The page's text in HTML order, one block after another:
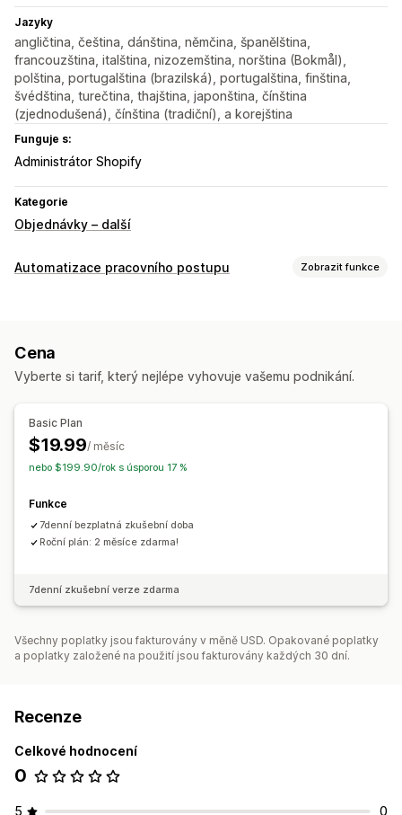
Jazyky
angličtina, čeština, dánština, němčina, španělština,
francouzština, italština, nizozemština, norština (Bokmål),
polština, portugalština (brazilská), portugalština, finština,
švédština, turečtina, thajština, japonština, čínština
(zjednodušená), čínština (tradiční), a korejština
Funguje s:
Administrátor Shopify
Kategorie
Objednávky – další
Automatizace pracovního postupu Zobrazit funkce
Zpracování objednávek
Cena
Vyberte si tarif, který nejlépe vyhovuje vašemu podnikání.
Basic Plan
$19.99/ měsíc
nebo $199.90/rok s úsporou 17 %
Funkce
7denní bezplatná zkušební doba
Roční plán: 2 měsíce zdarma!
7denní zkušební verze zdarma
Všechny poplatky jsou fakturovány v měně USD. Opakované poplatky
a poplatky založené na použití jsou fakturovány každých 30 dní.
Recenze
Celkové hodnocení
0
5 0